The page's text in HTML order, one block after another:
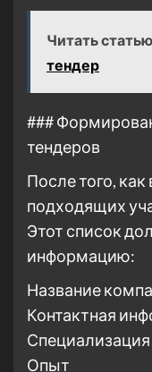
Читать статью
тендер
###
тендеров
После того,
подходящих
Этот список
информацию:
Название
Контактная
Специализация
Опыт